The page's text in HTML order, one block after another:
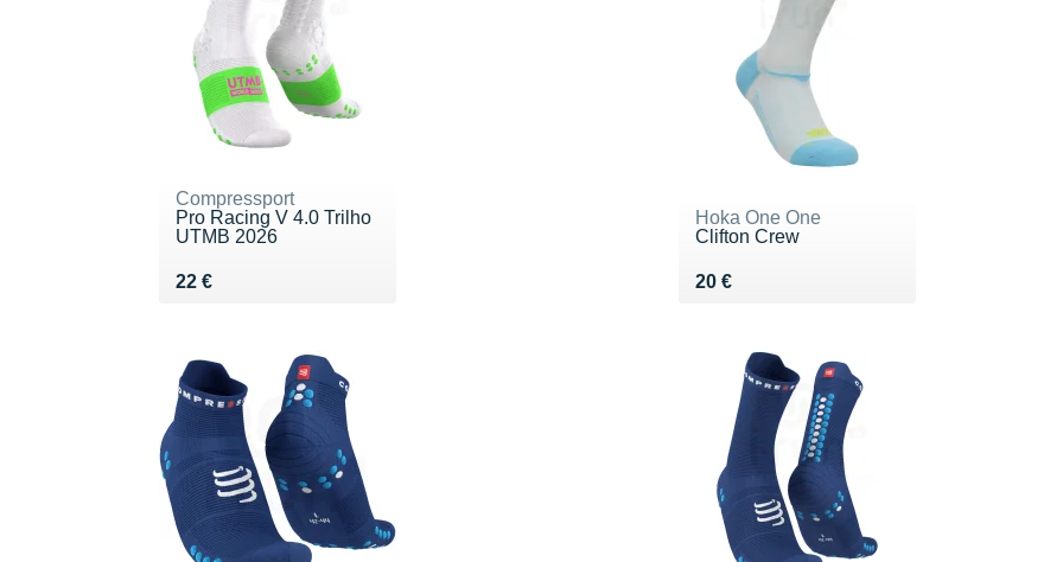
Compressport
Pro Racing V 4.0 Trilho
UTMB 2026
22 €
Vendu 22 €
Hoka One One
Clifton Crew
20 €
Vendu 20 €